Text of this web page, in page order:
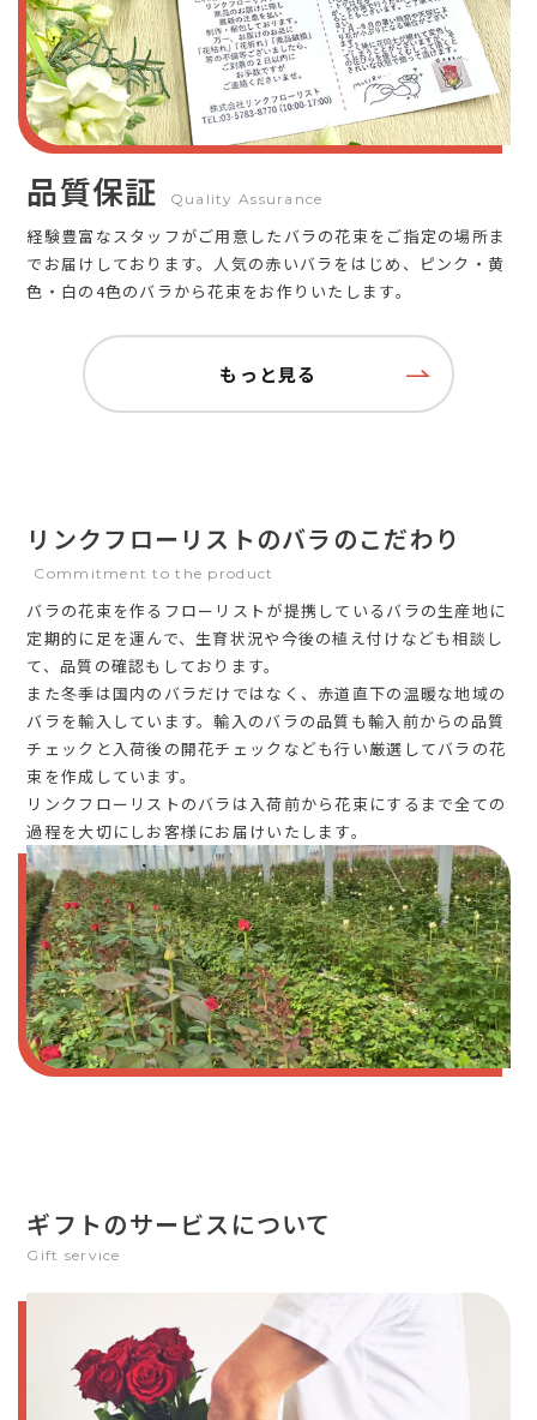
品質保証 Quality Assurance
経験豊富なスタッフがご用意したバラの花束をご指定の場所ま
でお届けしております。人気の赤いバラをはじめ、ピンク・黄
色・白の4色のバラから花束をお作りいたします。
もっと見る
リンクフローリストのバラのこだわり
Commitment to the product
バラの花束を作るフローリストが提携しているバラの生産地に
定期的に足を運んで、生育状況や今後の植え付けなども相談し
て、品質の確認もしております。
また冬季は国内のバラだけではなく、赤道直下の温暖な地域の
バラを輸入しています。輸入のバラの品質も輸入前からの品質
チェックと入荷後の開花チェックなども行い厳選してバラの花
束を作成しています。
リンクフローリストのバラは入荷前から花束にするまで全ての
過程を大切にしお客様にお届けいたします。
ギフトのサービスについて
Gift service